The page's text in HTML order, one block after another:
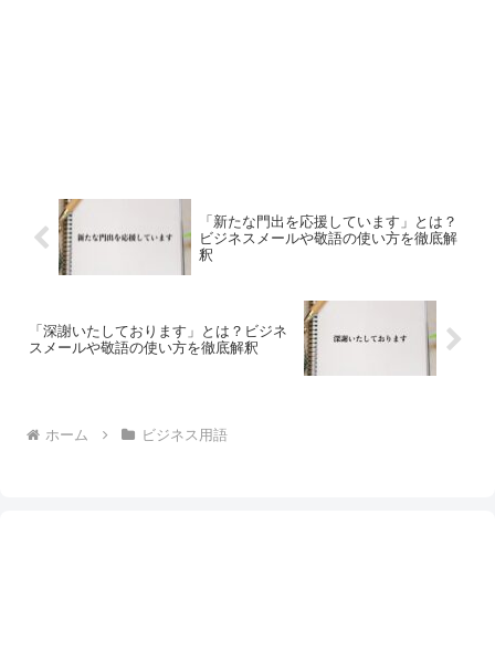
「新たな門出を応援しています」とは？
ビジネスメールや敬語の使い方を徹底解
釈
「深謝いたしております」とは？ビジネ
スメールや敬語の使い方を徹底解釈
ホーム ビジネス用語